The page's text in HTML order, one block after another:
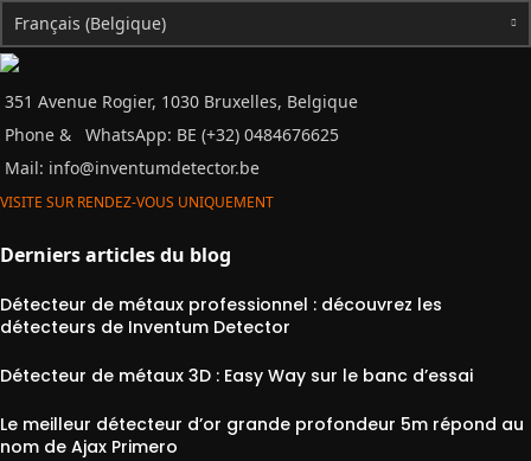
Français (Belgique)
351 Avenue Rogier, 1030 Bruxelles, Belgique
Phone &
WhatsApp: BE (+32) 0484676625
Mail: info@inventumdetector.be
VISITE SUR RENDEZ-VOUS UNIQUEMENT
Derniers articles du blog
Détecteur de métaux professionnel : découvrez les
détecteurs de Inventum Detector
Détecteur de métaux 3D : Easy Way sur le banc d’essai
Le meilleur détecteur d’or grande profondeur 5m répond au
nom de Ajax Primero